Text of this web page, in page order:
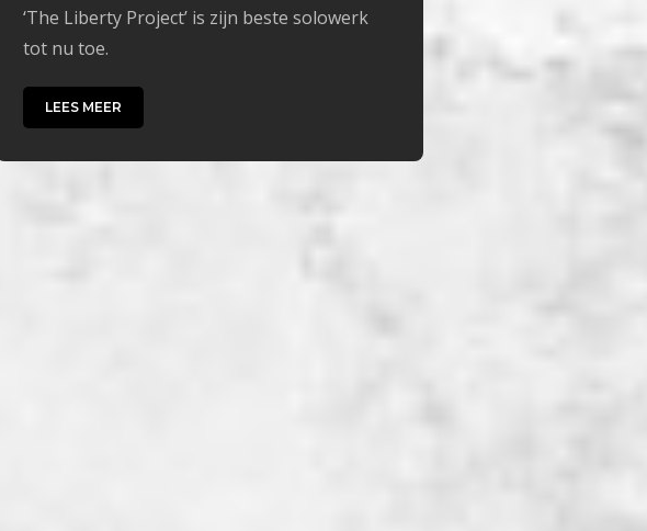
‘The Liberty Project’ is zijn beste solowerk
tot nu toe.
LEES MEER